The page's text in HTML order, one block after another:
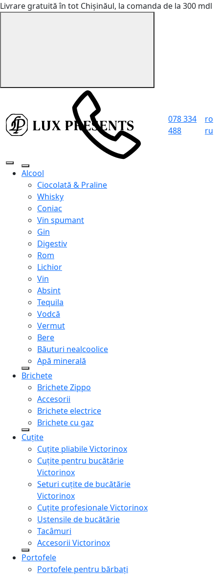
Livrare gratuită în tot Chișinăul, la comanda de la 300 mdl
078 334
488
ro
ru
Alcool
Ciocolată & Praline
Whisky
Coniac
Vin spumant
Gin
Digestiv
Rom
Lichior
Vin
Absint
Tequila
Vodcă
Vermut
Bere
Băuturi nealcoolice
Apă minerală
Brichete
Brichete Zippo
Accesorii
Brichete electrice
Brichete cu gaz
Cuțite
Cuțite pliabile Victorinox
Cuțite pentru bucătărie
Victorinox
Seturi cuțite de bucătărie
Victorinox
Cuțite profesionale Victorinox
Ustensile de bucătărie
Tacâmuri
Accesorii Victorinox
Portofele
Portofele pentru bărbați